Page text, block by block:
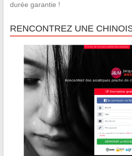
durée garantie !
RENCONTREZ UNE